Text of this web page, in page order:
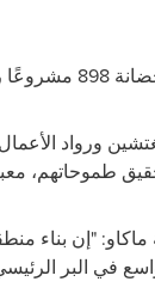
ورواد
طموحاتهم،
"إن بناء
في البر